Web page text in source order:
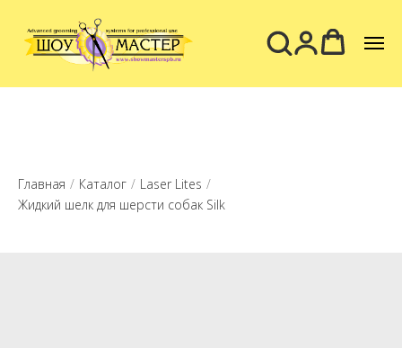
Главная / Каталог / Laser Lites /
Жидкий шелк для шерсти собак Silk